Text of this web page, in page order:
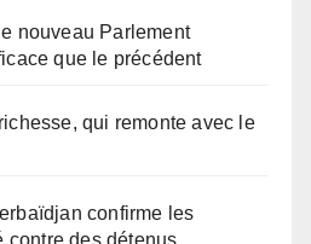
nouveau Parlement
que le précédent
qui remonte avec le
confirme les
contre des détenus